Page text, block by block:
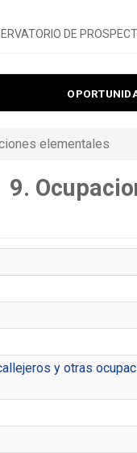
DE
elementales
9.
y otras